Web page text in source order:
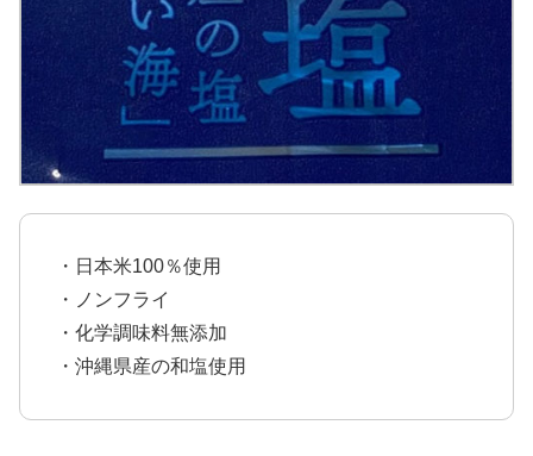
・日本米100％使用
・ノンフライ
・化学調味料無添加
・沖縄県産の和塩使用